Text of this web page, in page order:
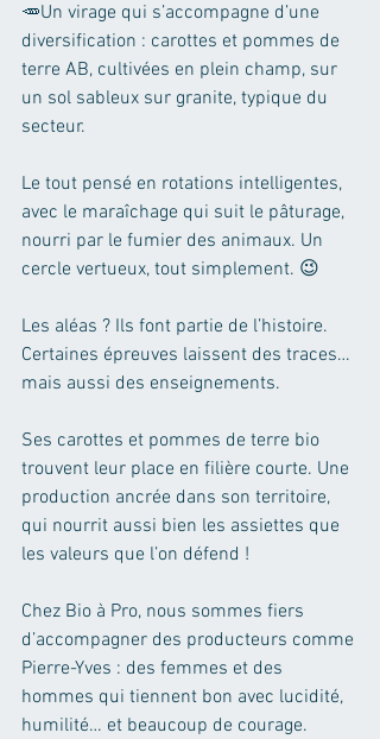
🥕Un virage qui s’accompagne d’une
diversification : carottes et pommes de
terre AB, cultivées en plein champ, sur
un sol sableux sur granite, typique du
secteur.
Le tout pensé en rotations intelligentes,
avec le maraîchage qui suit le pâturage,
nourri par le fumier des animaux. Un
cercle vertueux, tout simplement. 😉
Les aléas ? Ils font partie de l’histoire.
Certaines épreuves laissent des traces…
mais aussi des enseignements.
Ses carottes et pommes de terre bio
trouvent leur place en filière courte. Une
production ancrée dans son territoire,
qui nourrit aussi bien les assiettes que
les valeurs que l’on défend !
Chez Bio à Pro, nous sommes fiers
d’accompagner des producteurs comme
Pierre-Yves : des femmes et des
hommes qui tiennent bon avec lucidité,
humilité… et beaucoup de courage.